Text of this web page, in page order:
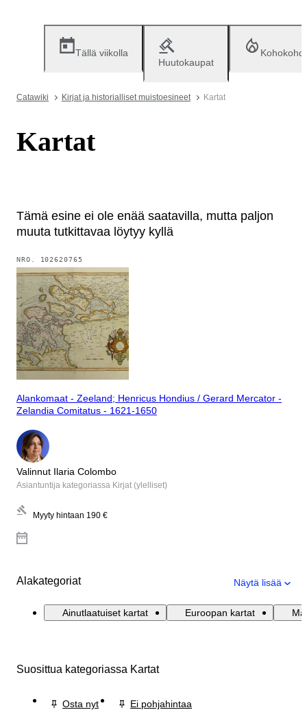
Tällä viikolla
Huutokaupat
Catawiki Kirjat ja historialliset muistoesineet Kartat
Kartat
Tämä esine ei ole enää saatavilla, mutta paljon
muuta tutkittavaa löytyy kyllä
NRO. 102620765
Alankomaat - Zeeland; Henricus Hondius / Gerard Mercator -
Zelandia Comitatus - 1621-1650
Valinnut Ilaria Colombo
Asiantuntija kategoriassa Kirjat (ylelliset)
Myyty hintaan 190 €
Alakategoriat Näytä lisää
Ainutlaatuiset kartat Euroopan kartat
Suosittua kategoriassa Kartat
Osta nyt
Ei pohjahintaa